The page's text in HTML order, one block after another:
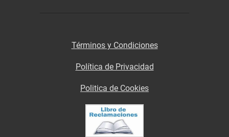
Términos y Condiciones
Política de Privacidad
Politica de Cookies